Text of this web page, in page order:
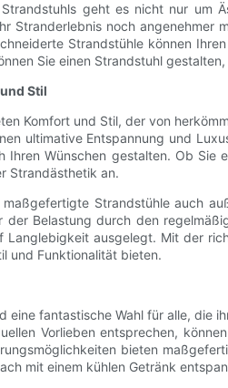
geht es nicht nur um
Stranderlebnis noch
Strandstühle können
Sie einen Strandstuhl
Stil
Komfort und Stil, der von
ultimative Entspannung und
Ihren Wünschen gestalten. Ob
Strandästhetik an.
Strandstühle auch
der Belastung durch den
Langlebigkeit ausgelegt. Mit der
und Funktionalität bieten.
eine fantastische Wahl für alle, die
Vorlieben entsprechen,
bieten
mit einem kühlen Getränk